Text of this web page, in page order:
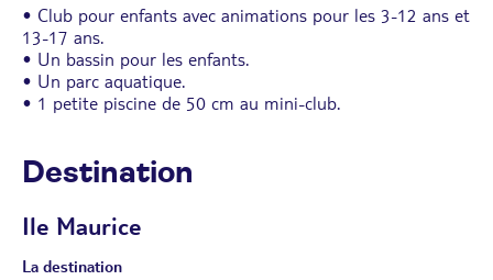
• Club pour enfants avec animations pour les 3-12 ans et
13-17 ans.
• Un bassin pour les enfants.
• Un parc aquatique.
• 1 petite piscine de 50 cm au mini-club.
Destination
Ile Maurice
La destination